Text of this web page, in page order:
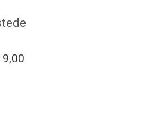
9,00